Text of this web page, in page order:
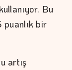
Bu
puanlık bir
artış